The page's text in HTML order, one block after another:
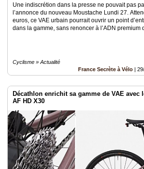
Une indiscrétion dans la presse ne pouvait pas
l’annonce du nouveau Moustache Lundi 27.
euros, ce VAE urbain pourrait ouvrir un point
dans la gamme, sans renoncer à l’ADN premium
Cyclisme » Actualité
France Secrète à Vélo |
Décathlon enrichit sa gamme de VAE avec
AF HD X30